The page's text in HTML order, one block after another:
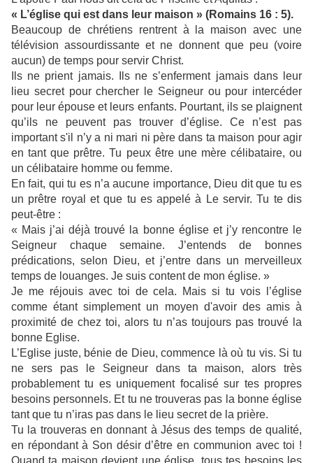
« L’église qui est dans leur maison » (Romains 16 : 5).
Beaucoup de chrétiens rentrent à la maison avec une
télévision assourdissante et ne donnent que peu (voire
aucun) de temps pour servir Christ.
Ils ne prient jamais. Ils ne s’enferment jamais dans leur
lieu secret pour chercher le Seigneur ou pour intercéder
pour leur épouse et leurs enfants. Pourtant, ils se plaignent
qu’ils ne peuvent pas trouver d’église. Ce n’est pas
important s'il n’y a ni mari ni père dans ta maison pour agir
en tant que prêtre. Tu peux être une mère célibataire, ou
un célibataire homme ou femme.
En fait, qui tu es n’a aucune importance, Dieu dit que tu es
un prêtre royal et que tu es appelé à Le servir. Tu te dis
peut-être :
« Mais j’ai déjà trouvé la bonne église et j’y rencontre le
Seigneur chaque semaine. J’entends de bonnes
prédications, selon Dieu, et j’entre dans un merveilleux
temps de louanges. Je suis content de mon église. »
Je me réjouis avec toi de cela. Mais si tu vois l’église
comme étant simplement un moyen d'avoir des amis à
proximité de chez toi, alors tu n’as toujours pas trouvé la
bonne Eglise.
L’Eglise juste, bénie de Dieu, commence là où tu vis. Si tu
ne sers pas le Seigneur dans ta maison, alors très
probablement tu es uniquement focalisé sur tes propres
besoins personnels. Et tu ne trouveras pas la bonne église
tant que tu n’iras pas dans le lieu secret de la prière.
Tu la trouveras en donnant à Jésus des temps de qualité,
en répondant à Son désir d’être en communion avec toi !